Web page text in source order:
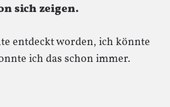
sich zeigen.
entdeckt worden, ich könnte
ich das schon immer.